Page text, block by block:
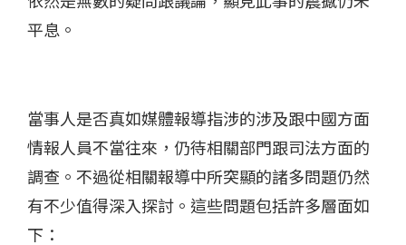
平息。
當事人是否真如媒體報導指涉的涉及跟中國方面
情報人員不當往來，仍待相關部門跟司法方面的
調查。不過從相關報導中所突顯的諸多問題仍然
有不少值得深入探討。這些問題包括許多層面如
下：